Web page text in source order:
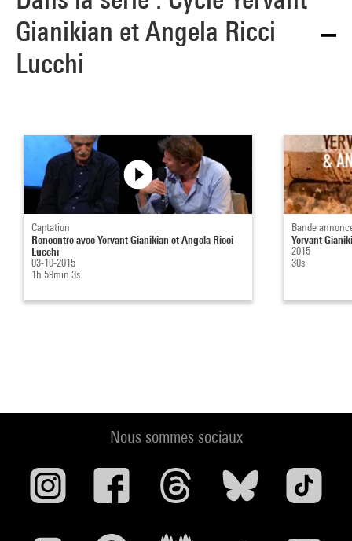
Gianikian et Angela Ricci
Lucchi
Captation
Rencontre avec Yervant Gianikian et Angela Ricci
Lucchi
03-10-2015
1h 59min 3s
Bande
Yervant
2015
30s
Nous sommes sociaux